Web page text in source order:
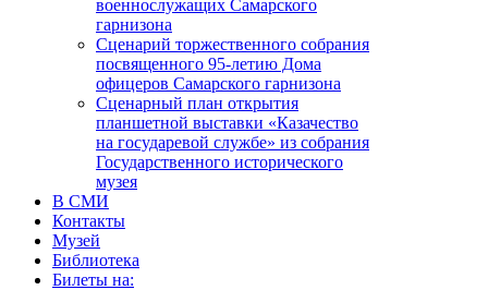
военнослужащих Самарского
гарнизона
Сценарий торжественного собрания
посвященного 95-летию Дома
офицеров Самарского гарнизона
Сценарный план открытия
планшетной выставки «Казачество
на государевой службе» из собрания
Государственного исторического
музея
В СМИ
Контакты
Музей
Библиотека
Билеты на: